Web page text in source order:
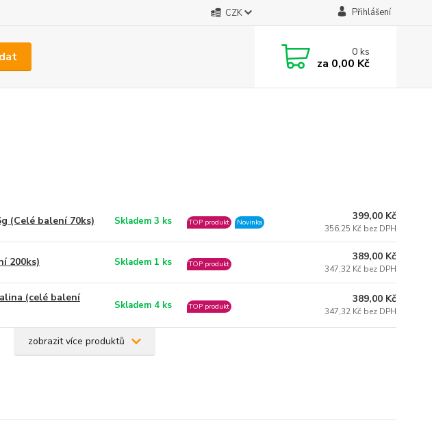
CZK Přihlášení
0ks
za 0,00 Kč
(Celé balení 70ks) Skladem 3 ks TOP produkt Novinka 399,00 Kč
356,25 Kč bez DPH
200ks) Skladem 1 ks TOP produkt
389,00 Kč
347,32 Kč bez DPH
(celé balení
Skladem 4 ks TOP produkt
389,00 Kč
347,32 Kč bez DPH
zobrazit více produktů